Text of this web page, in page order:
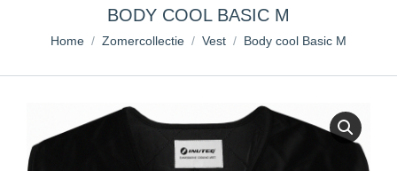
BODY COOL BASIC M
You are here:
Home Zomercollectie Vest Body cool Basic M